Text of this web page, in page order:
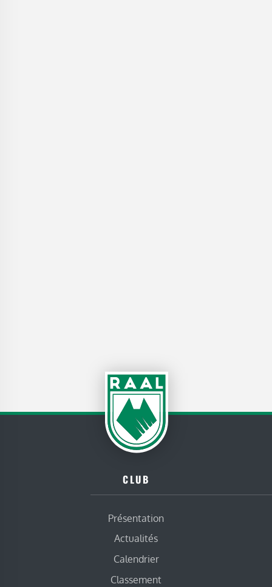
CLUB
Présentation
Actualités
Calendrier
Classement